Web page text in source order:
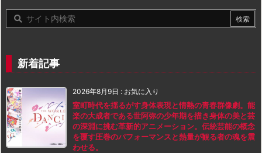
新着記事
2026年8月9日 : お気に入り
室町時代を揺るがす身体表現と情熱の青春群像劇。能
楽の大成者である世阿弥の少年期を描き身体の美と芸
の深淵に挑む革新的アニメーション。伝統芸能の概念
を覆す圧巻のパフォーマンスと熱量が観る者の魂を震
わせる。